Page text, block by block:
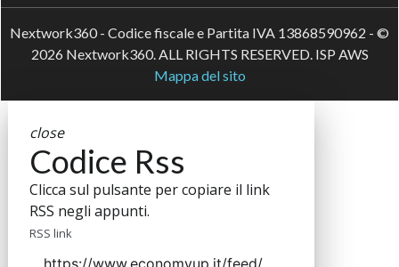
Nextwork360 - Codice fiscale e Partita IVA 13868590962 - ©
2026 Nextwork360. ALL RIGHTS RESERVED. ISP AWS
Mappa del sito
close
Codice Rss
Clicca sul pulsante per copiare il link
RSS negli appunti.
RSS link